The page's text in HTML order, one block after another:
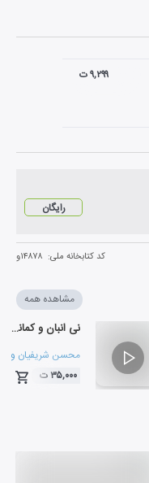
۹,۲۹۹ ت
رایگان
کد کتابخانه ملی: ۱۴۸۷۸و
مشاهده همه
نی انبان و کمانچه
محسن شریفیان و
۰۵:۲۸
۳۵,۰۰۰ ت